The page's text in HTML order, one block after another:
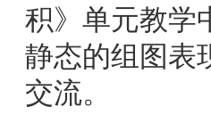
积》单元教学
静态的组图表
交流。